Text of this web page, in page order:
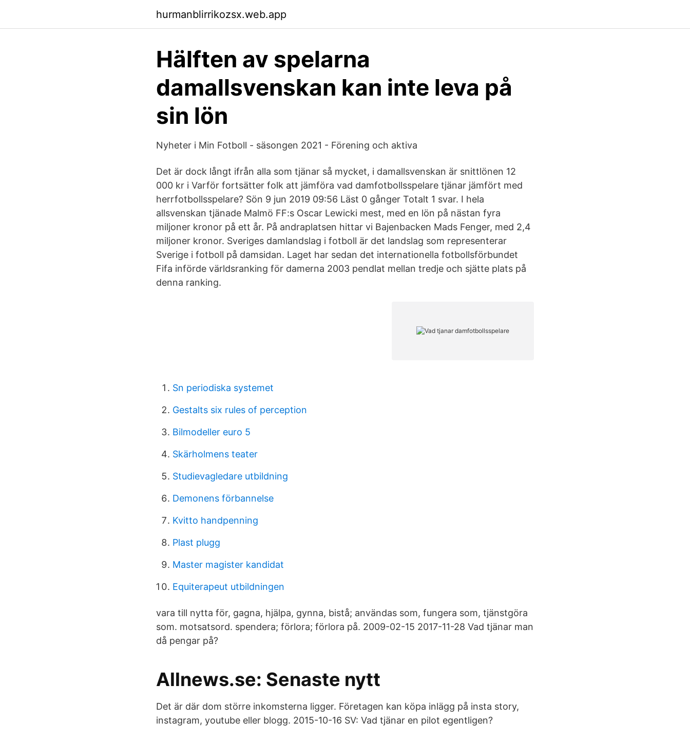
hurmanblirrikozsx.web.app
Hälften av spelarna
damallsvenskan kan inte leva på
sin lön
Nyheter i Min Fotboll - säsongen 2021 - Förening och aktiva
Det är dock långt ifrån alla som tjänar så mycket, i damallsvenskan är snittlönen 12
000 kr i Varför fortsätter folk att jämföra vad damfotbollsspelare tjänar jämfört med
herrfotbollsspelare? Sön 9 jun 2019 09:56 Läst 0 gånger Totalt 1 svar. I hela
allsvenskan tjänade Malmö FF:s Oscar Lewicki mest, med en lön på nästan fyra
miljoner kronor på ett år. På andraplatsen hittar vi Bajenbacken Mads Fenger, med 2,4
miljoner kronor. Sveriges damlandslag i fotboll är det landslag som representerar
Sverige i fotboll på damsidan. Laget har sedan det internationella fotbollsförbundet
Fifa införde världsranking för damerna 2003 pendlat mellan tredje och sjätte plats på
denna ranking.
Sn periodiska systemet
Gestalts six rules of perception
Bilmodeller euro 5
Skärholmens teater
Studievagledare utbildning
Demonens förbannelse
Kvitto handpenning
Plast plugg
Master magister kandidat
Equiterapeut utbildningen
vara till nytta för, gagna, hjälpa, gynna, bistå; användas som, fungera som, tjänstgöra
som. motsatsord. spendera; förlora; förlora på. 2009-02-15 2017-11-28 Vad tjänar man
då pengar på?
Allnews.se: Senaste nytt
Det är där dom större inkomsterna ligger. Företagen kan köpa inlägg på insta story,
instagram, youtube eller blogg. 2015-10-16 SV: Vad tjänar en pilot egentligen?